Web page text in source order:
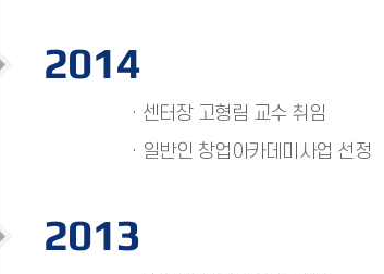
2014
· 센터장 고형림 교수 취임
· 일반인 창업아카데미사업 선정
2013